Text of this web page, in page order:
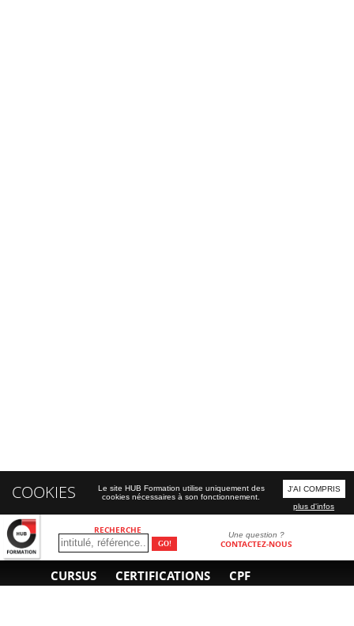
RECHERCHE Une question ?
CONTACTEZ-NOUS
CURSUS CERTIFICATIONS CPF
COOKIES
Le site HUB Formation utilise uniquement des
cookies nécessaires à son fonctionnement.
J'AI COMPRIS
plus d'infos